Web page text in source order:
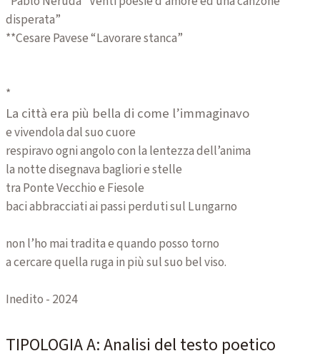
disperata”
**Cesare Pavese “Lavorare stanca”
*
La città era più bella di come l’immaginavo
e vivendola dal suo cuore
respiravo ogni angolo con la lentezza dell’anima
la notte disegnava bagliori e stelle
tra Ponte Vecchio e Fiesole
baci abbracciati ai passi perduti sul Lungarno
non l’ho mai tradita e quando posso torno
a cercare quella ruga in più sul suo bel viso.
Inedito - 2024
TIPOLOGIA A: Analisi del testo poetico